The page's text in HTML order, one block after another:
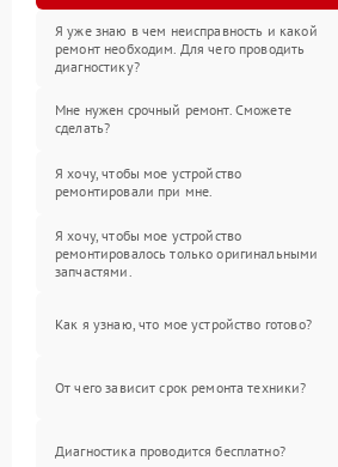
Я уже знаю в чем неисправность и какой
ремонт необходим. Для чего проводить
диагностику?
Мне нужен срочный ремонт. Сможете
сделать?
Я хочу, чтобы мое устройство
ремонтировали при мне.
Я хочу, чтобы мое устройство
ремонтировалось только оригинальными
запчастями.
Как я узнаю, что мое устройство готово?
От чего зависит срок ремонта техники?
Диагностика проводится бесплатно?